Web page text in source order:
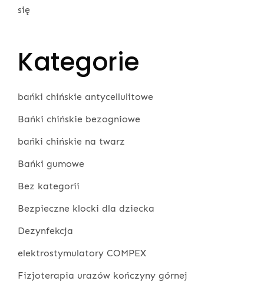
się
Kategorie
bańki chińskie antycellulitowe
Bańki chińskie bezogniowe
bańki chińskie na twarz
Bańki gumowe
Bez kategorii
Bezpieczne klocki dla dziecka
Dezynfekcja
elektrostymulatory COMPEX
Fizjoterapia urazów kończyny górnej